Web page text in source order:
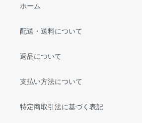
ホーム
配送・送料について
返品について
支払い方法について
特定商取引法に基づく表記